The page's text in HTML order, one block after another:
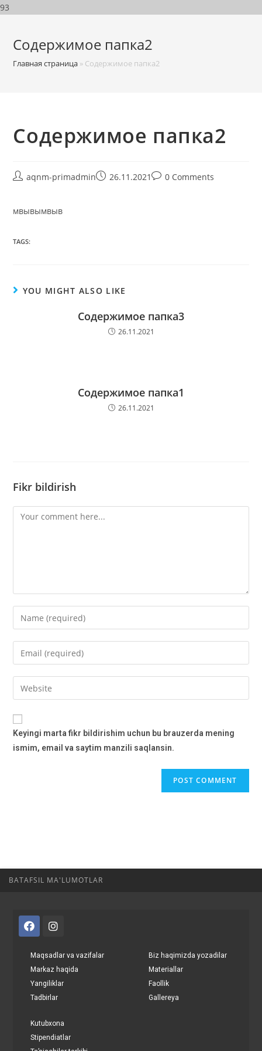
93
Содержимое папка2
Главная страница » Содержимое папка2
Содержимое папка2
aqnm-primadmin 26.11.2021 0 Comments
мвывымвыв
TAGS:
YOU MIGHT ALSO LIKE
Содержимое папка3
26.11.2021
Содержимое папка1
26.11.2021
Fikr bildirish
Keyingi marta fikr bildirishim uchun bu brauzerda mening
ismim, email va saytim manzili saqlansin.
BATAFSIL MA'LUMOTLAR
Maqsadlar va vazifalar
Markaz haqida
Yangiliklar
Tadbirlar
Biz haqimizda yozadilar
Materiallar
Faollik
Gallereya
Kutubxona
Stipendiatlar